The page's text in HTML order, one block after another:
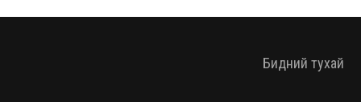
Бидний тухай